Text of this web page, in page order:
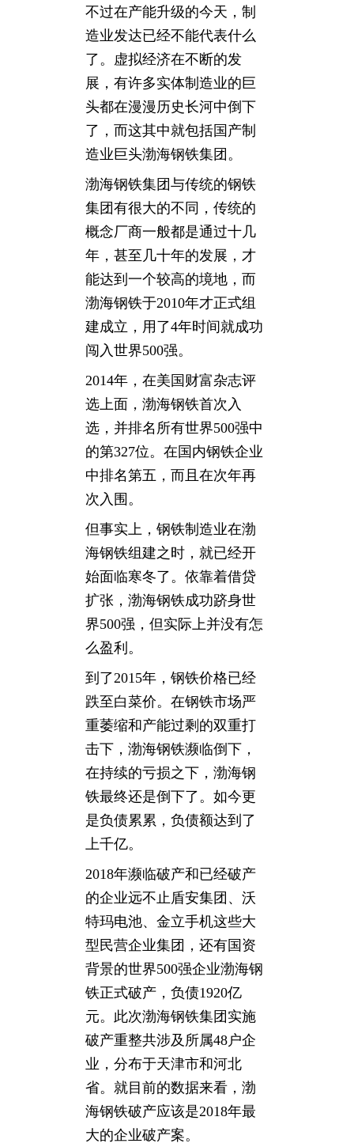
不过在产能升级的今天，制
造业发达已经不能代表什么
了。虚拟经济在不断的发
展，有许多实体制造业的巨
头都在漫漫历史长河中倒下
了，而这其中就包括国产制
造业巨头渤海钢铁集团。
渤海钢铁集团与传统的钢铁
集团有很大的不同，传统的
概念厂商一般都是通过十几
年，甚至几十年的发展，才
能达到一个较高的境地，而
渤海钢铁于2010年才正式组
建成立，用了4年时间就成功
闯入世界500强。
2014年，在美国财富杂志评
选上面，渤海钢铁首次入
选，并排名所有世界500强中
的第327位。在国内钢铁企业
中排名第五，而且在次年再
次入围。
但事实上，钢铁制造业在渤
海钢铁组建之时，就已经开
始面临寒冬了。依靠着借贷
扩张，渤海钢铁成功跻身世
界500强，但实际上并没有怎
么盈利。
到了2015年，钢铁价格已经
跌至白菜价。在钢铁市场严
重萎缩和产能过剩的双重打
击下，渤海钢铁濒临倒下，
在持续的亏损之下，渤海钢
铁最终还是倒下了。如今更
是负债累累，负债额达到了
上千亿。
2018年濒临破产和已经破产
的企业远不止盾安集团、沃
特玛电池、金立手机这些大
型民营企业集团，还有国资
背景的世界500强企业渤海钢
铁正式破产，负债1920亿
元。此次渤海钢铁集团实施
破产重整共涉及所属48户企
业，分布于天津市和河北
省。就目前的数据来看，渤
海钢铁破产应该是2018年最
大的企业破产案。